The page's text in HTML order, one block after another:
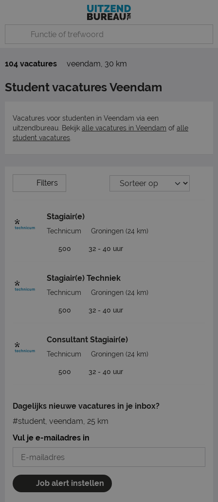
104 vacatures veendam, 30 km
Student vacatures Veendam
Vacatures voor studenten in Veendam via een
uitzendbureau. Bekijk alle vacatures in Veendam of alle
student vacatures
Filters
Stagiair(e)
Technicum Groningen (24 km)
500 32 - 40 uur
Stagiair(e) Techniek
Technicum Groningen (24 km)
500 32 - 40 uur
Consultant Stagiair(e)
Technicum Groningen (24 km)
500 32 - 40 uur
Dagelijks nieuwe vacatures in je inbox?
#student, veendam, 25 km
Vul je e-mailadres in
Job alert instellen